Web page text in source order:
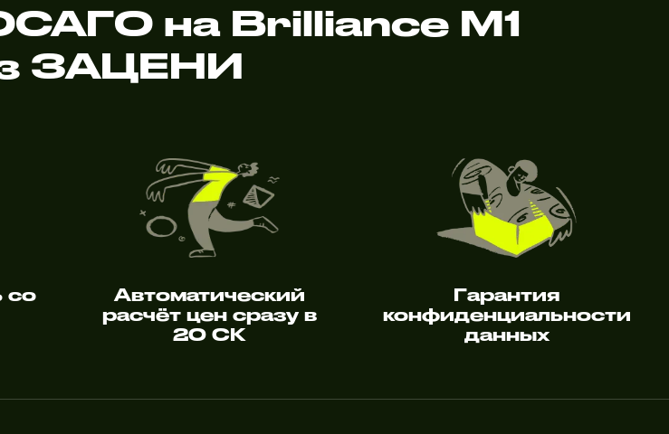
на Brilliance M1
ЗАЦЕНИ
со
Автоматический
расчёт цен сразу в
20 СК
Гарантия
конфиденциальности
данных